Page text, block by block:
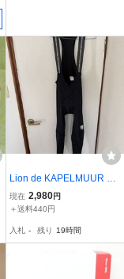
Lion de KAPELMUUR リ
オン・ド・カペルミュー
ル ビブタイツ Lサイズ ブ
現在 2,980円
＋送料440円
入札 - 残り 19時間